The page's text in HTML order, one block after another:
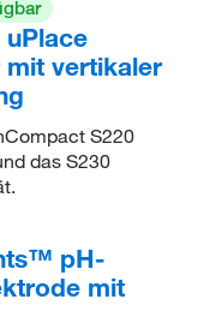
vertikaler
S220
das S230
pH-
mit